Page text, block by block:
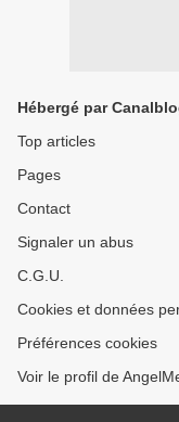
Hébergé par
Top articles
Pages
Contact
Signaler un abus
C.G.U.
Cookies et données
Préférences cookies
Voir le profil de